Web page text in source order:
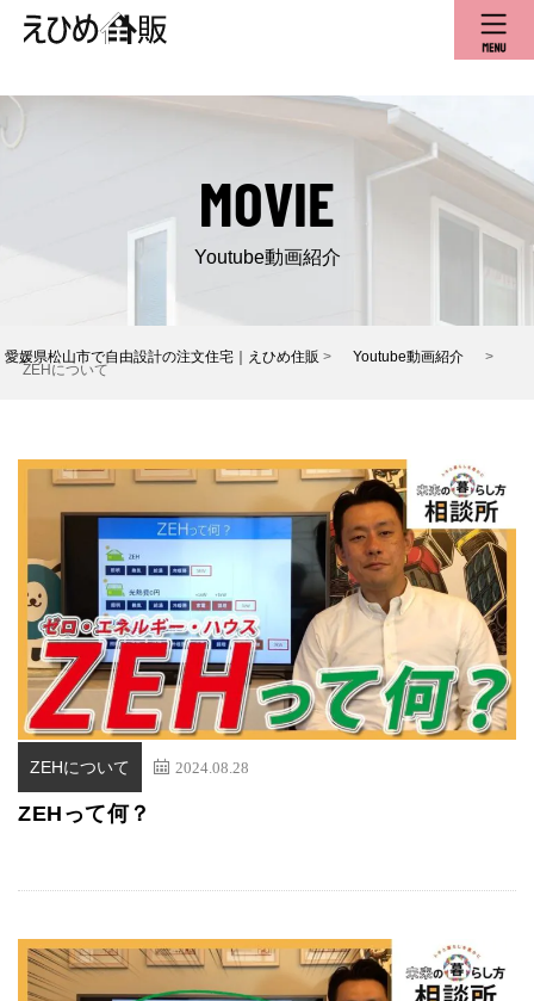
MOVIE
Youtube動画紹介
愛媛県松山市で自由設計の注文住宅｜えひめ住販 > Youtube動画紹介
>
ZEHについて
ZEHについて 2024.08.28
ZEHって何？